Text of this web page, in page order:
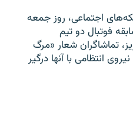
اجتماعی، روز جمعه
فوتبال دو تیم
تماشاگران شعار «مرگ
انتظامی با آنها درگیر